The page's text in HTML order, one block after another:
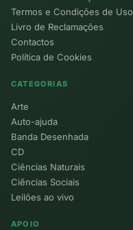
Termos e Condições de Uso
Livro de Reclamações
Contactos
Política de Cookies
CATEGORIAS
Arte
Auto-ajuda
Banda Desenhada
CD
Ciências Naturais
Ciências Sociais
Leilões ao vivo
APOIO